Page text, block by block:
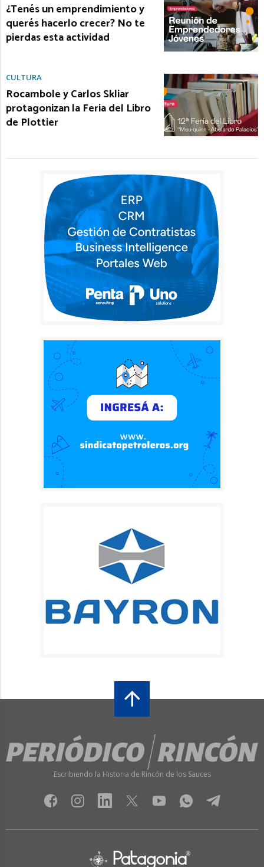
¿Tenés un emprendimiento y
querés hacerlo crecer? No te
pierdas esta actividad
CULTURA
Rocambole y Carlos Skliar
protagonizan la Feria del Libro
de Plottier
Escribiendo la Historia de Rincón de los Sauces